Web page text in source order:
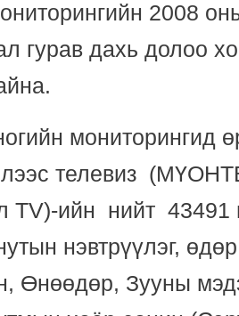
2008
гурав дахь долоо
мониторингид
телевиз
TV)-ийн нийт
нэвтрүүлэг,
Өнөөдөр, Зууны